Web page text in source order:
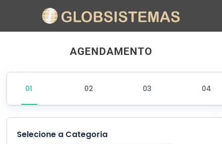
AGENDAMENTO
Selecione a Categoria